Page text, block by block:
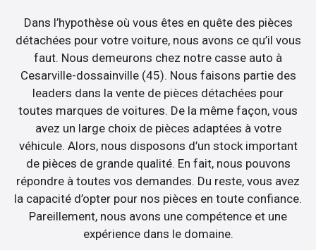
Dans l’hypothèse où vous êtes en quête des pièces
détachées pour votre voiture, nous avons ce qu’il vous
faut. Nous demeurons chez notre casse auto à
Cesarville-dossainville (45). Nous faisons partie des
leaders dans la vente de pièces détachées pour
toutes marques de voitures. De la même façon, vous
avez un large choix de pièces adaptées à votre
véhicule. Alors, nous disposons d’un stock important
de pièces de grande qualité. En fait, nous pouvons
répondre à toutes vos demandes. Du reste, vous avez
la capacité d’opter pour nos pièces en toute confiance.
Pareillement, nous avons une compétence et une
expérience dans le domaine.